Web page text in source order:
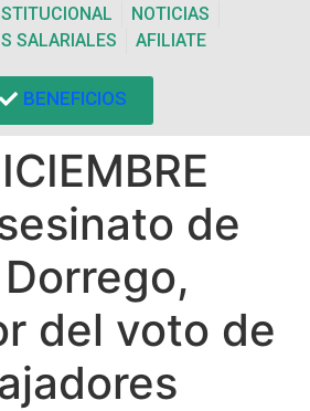
NOTICIAS
SALARIALES
AFILIATE
BENEFICIOS
de
del voto de